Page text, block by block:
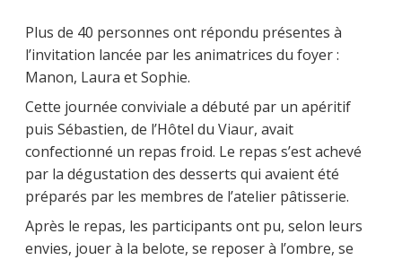
Plus de 40 personnes ont répondu présentes à
l’invitation lancée par les animatrices du foyer :
Manon, Laura et Sophie.
Cette journée conviviale a débuté par un apéritif
puis Sébastien, de l’Hôtel du Viaur, avait
confectionné un repas froid. Le repas s’est achevé
par la dégustation des desserts qui avaient été
préparés par les membres de l’atelier pâtisserie.
Après le repas, les participants ont pu, selon leurs
envies, jouer à la belote, se reposer à l’ombre, se